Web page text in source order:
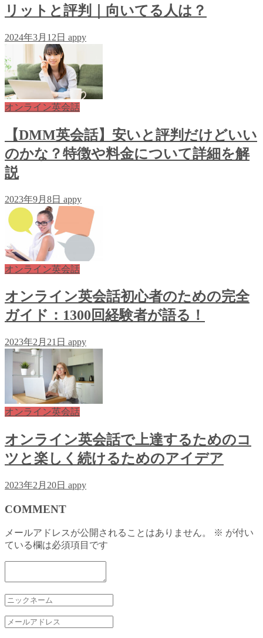
リットと評判｜向いてる人は？
2024年3月12日 appy
オンライン英会話
【DMM英会話】安いと評判だけどいい
のかな？特徴や料金について詳細を解
説
2023年9月8日 appy
オンライン英会話
オンライン英会話初心者のための完全
ガイド：1300回経験者が語る！
2023年2月21日 appy
オンライン英会話
オンライン英会話で上達するためのコ
ツと楽しく続けるためのアイデア
2023年2月20日 appy
COMMENT
メールアドレスが公開されることはありません。 ※ が付い
ている欄は必須項目です